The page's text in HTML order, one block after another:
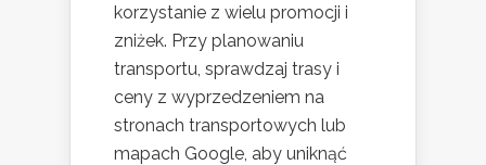
korzystanie z wielu promocji i
zniżek. Przy planowaniu
transportu, sprawdzaj trasy i
ceny z wyprzedzeniem na
stronach transportowych lub
mapach Google, aby uniknąć